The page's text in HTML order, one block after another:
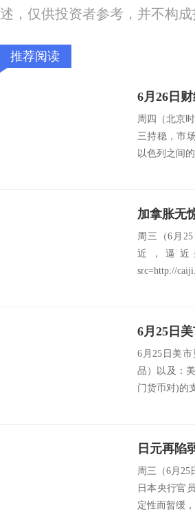
述，仅供投资者参考，并不构
推荐阅读
周四（北京
三持稳，市
以色列之间
加拿胀无
周三（6月
近，逼
src=http://
6月25日美
品）以及：
门货币对)的
日元再陷
周三（6月25
日本央行官
定性而暂缓